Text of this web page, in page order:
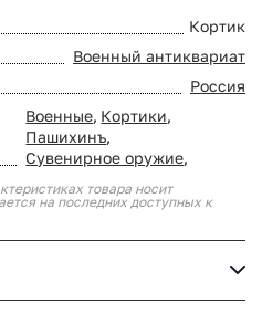
Кортик
Военный антиквариат
Россия
Военные, Кортики,
Пашихинъ,
Сувенирное оружие,
товара носит
на последних доступных к